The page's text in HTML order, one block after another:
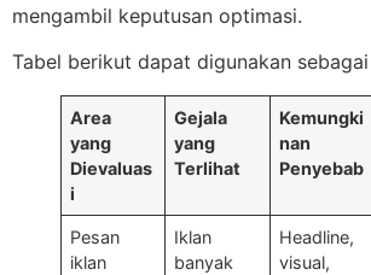
mengambil keputusan optimasi.
Tabel berikut dapat digunakan
Area
yang
Dievaluas
i
Gejala
yang
Terlihat
Kemungki
nan
Penyebab
Pesan
iklan
Iklan
banyak
Headline,
visual,